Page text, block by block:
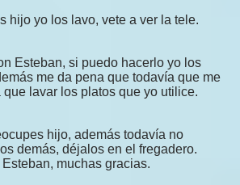
hijo yo los lavo, vete a ver la tele.
Esteban, si puedo hacerlo yo los
me da pena que todavía que me
que lavar los platos que yo utilice.
hijo, además todavía no
demás, déjalos en el fregadero.
muchas gracias.